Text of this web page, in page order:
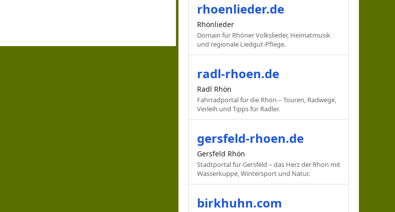
rhoenlieder.de
Rhönlieder
Domain für Rhöner Volkslieder, Heimatmusik
und regionale Liedgut-Pflege.
radl-rhoen.de
Radl Rhön
Fahrradportal für die Rhön – Touren, Radwege,
Verleih und Tipps für Radler.
gersfeld-rhoen.de
Gersfeld Rhön
Stadtportal für Gersfeld – das Herz der Rhön mit
Wasserkuppe, Wintersport und Natur.
birkhuhn.com